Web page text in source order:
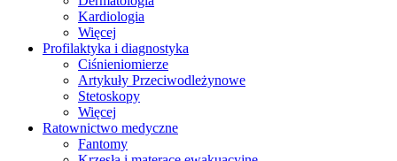
Kardiologia
Więcej
Profilaktyka i diagnostyka
Ciśnieniomierze
Artykuły Przeciwodleżynowe
Stetoskopy
Więcej
Ratownictwo medyczne
Fantomy